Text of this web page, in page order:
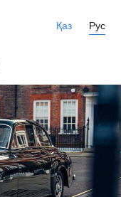
Қаз Рус